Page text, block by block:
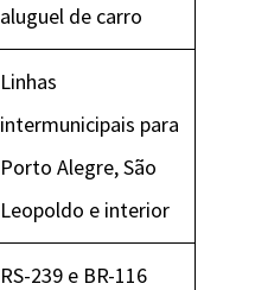
aluguel de carro
Linhas
intermunicipais para
Porto Alegre, São
Leopoldo e interior
RS-239 e BR-116